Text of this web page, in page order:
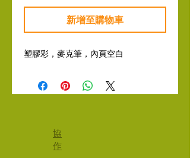
新增至購物車
塑膠彩，麥克筆，內頁空白
協
作